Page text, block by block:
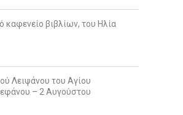
καφενείο βιβλίων, του Ηλία
Λειψάνου του Αγίου
– 2 Αυγούστου